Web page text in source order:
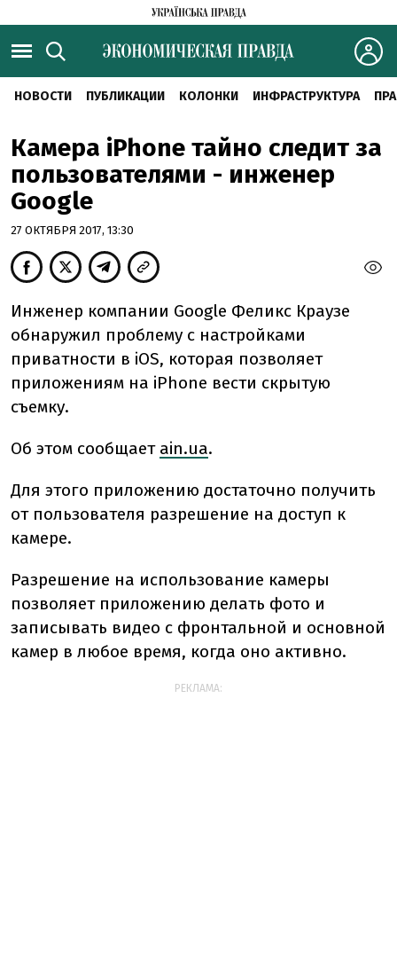
НОВОСТИ ПУБЛИКАЦИИ КОЛОНКИ ИНФРАСТРУКТУРА
Камера iPhone тайно следит за
пользователями - инженер
Google
27 ОКТЯБРЯ 2017, 13:30
Инженер компании Google Феликс Краузе
обнаружил проблему с настройками
приватности в iOS, которая позволяет
приложениям на iPhone вести скрытую
съемку.
Об этом сообщает ain.ua.
Для этого приложению достаточно получить
от пользователя разрешение на доступ к
камере.
Разрешение на использование камеры
позволяет приложению делать фото и
записывать видео с фронтальной и основной
камер в любое время, когда оно активно.
РЕКЛАМА: